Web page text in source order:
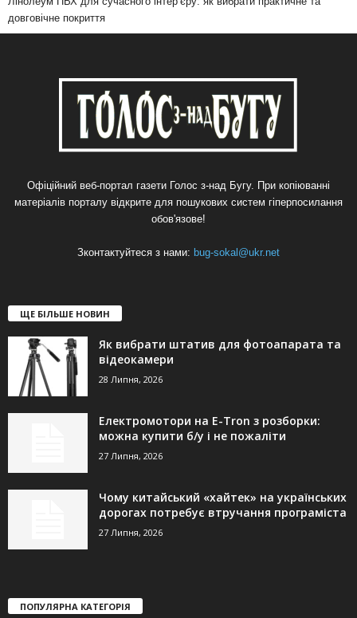
довговічне покриття
Офіційний веб-портал газети Голос з-над Бугу. При копіюванні
матеріалів порталу відкрите для пошукових систем гіперпосилання
обов'язове!
Зконтактуйтеся з нами: bug-sokal@ukr.net
ЩЕ БІЛЬШЕ НОВИН
Як вибрати штатив для фотоапарата та
відеокамери
28 Липня, 2026
Електромотори на E-Tron з розборки:
можна купити б/у і не пожаліти
27 Липня, 2026
Чому китайський «хайтек» на українських
дорогах потребує втручання програміста
27 Липня, 2026
ПОПУЛЯРНА КАТЕГОРІЯ